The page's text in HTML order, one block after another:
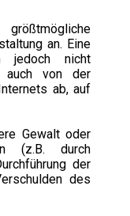
an. Eine
jedoch nicht
auch von der
ab, auf
Gewalt oder
(z.B. durch
der
des